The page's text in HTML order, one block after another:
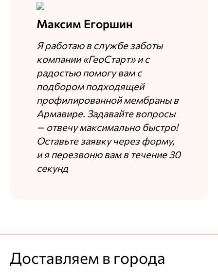
Максим Егоршин
Я работаю в службе заботы
компании «ГеоСтарт» и с
радостью помогу вам с
подбором подходящей
профилированной мембраны в
Армавире. Задавайте вопросы
— отвечу максимально быстро!
Оставьте заявку через форму,
и я перезвоню вам в течение 30
секунд
Доставляем в города